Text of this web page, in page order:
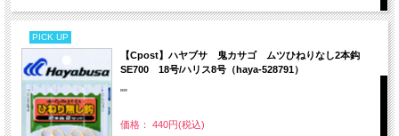
PICK UP
【Cpost】ハヤブサ 鬼カサゴ ムツひねりなし2本鈎
SE700 18号/ハリス8号（haya-528791）
""
価格： 440円(税込)